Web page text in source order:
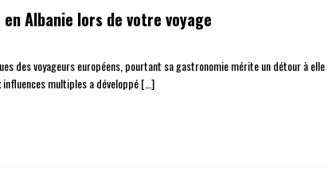
Albanie lors de votre voyage
des voyageurs européens, pourtant sa gastronomie mérite un détour à elle
multiples a développé[…]